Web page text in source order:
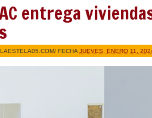
entrega
/ FECHA JUEVES, ENERO 11,